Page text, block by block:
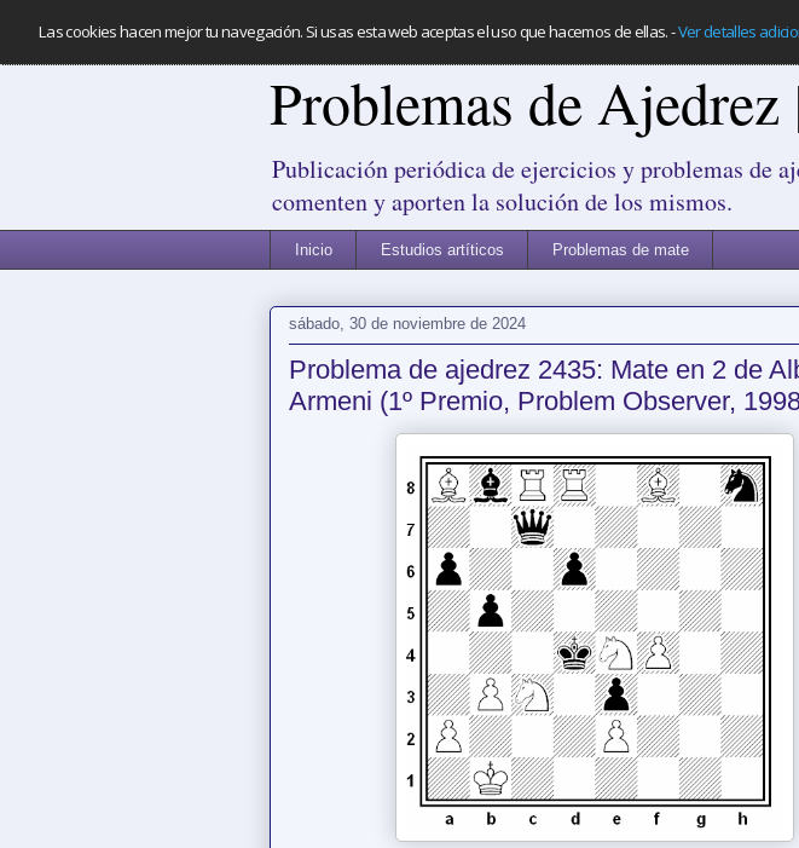
Las cookies hacen mejor tu navegación. Si usas esta web aceptas el uso que hacemos de ellas.-Ver detalles
Problemas de Ajedrez
Publicación periódica de ejercicios y problemas de
comenten y aporten la solución de los mismos.
Inicio Estudios artíticos Problemas de mate
sábado, 30 de noviembre de 2024
Problema de ajedrez 2435: Mate en 2 de
Armeni (1º Premio, Problem Observer,